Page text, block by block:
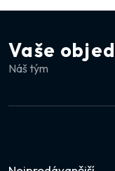
Vaše
Náš tým